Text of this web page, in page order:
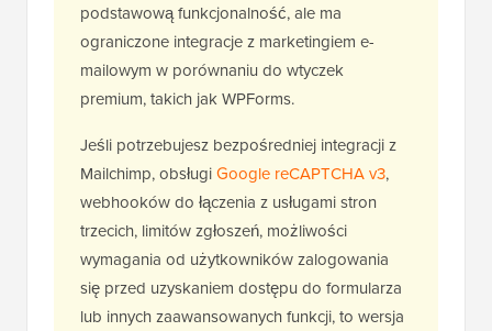
podstawową funkcjonalność, ale ma
ograniczone integracje z marketingiem e-
mailowym w porównaniu do wtyczek
premium, takich jak WPForms.
Jeśli potrzebujesz bezpośredniej integracji z
Mailchimp, obsługiGoogle reCAPTCHA v3,
webhooków do łączenia z usługami stron
trzecich, limitów zgłoszeń, możliwości
wymagania od użytkowników zalogowania
się przed uzyskaniem dostępu do formularza
lub innych zaawansowanych funkcji, to wersja